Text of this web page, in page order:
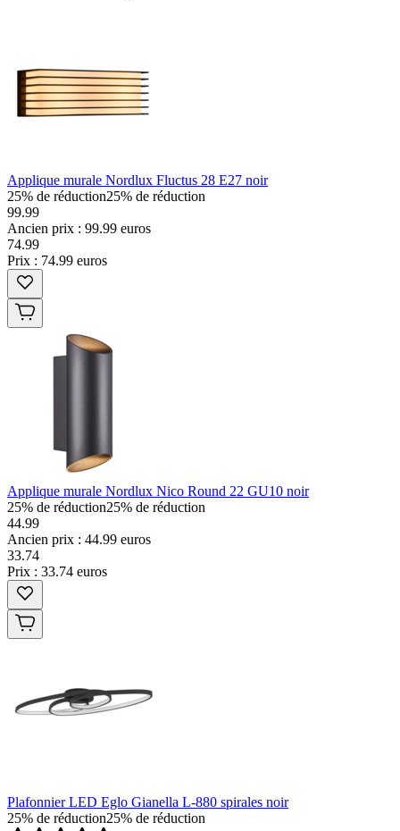
Applique murale Nordlux Fluctus 28 E27 noir
25% de réduction25% de réduction
99.99
Ancien prix : 99.99 euros
74.99
Prix : 74.99 euros
Applique murale Nordlux Nico Round 22 GU10 noir
25% de réduction25% de réduction
44.99
Ancien prix : 44.99 euros
33.74
Prix : 33.74 euros
Plafonnier LED Eglo Gianella L-880 spirales noir
25% de réduction25% de réduction